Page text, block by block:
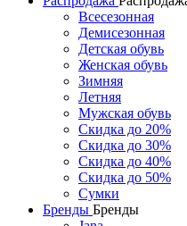
Всесезонная
Демисезонная
Детская обувь
Женская обувь
Зимняя
Летняя
Мужская обувь
Скидка до 20%
Скидка до 30%
Скидка до 40%
Скидка до 50%
Сумки
Бренды Бренды